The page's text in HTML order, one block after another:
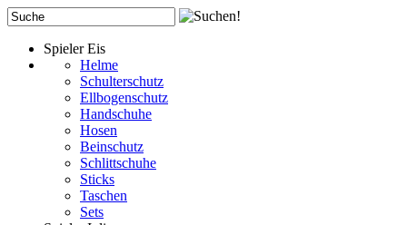
Spieler Eis
Helme
Schulterschutz
Ellbogenschutz
Handschuhe
Hosen
Beinschutz
Schlittschuhe
Sticks
Taschen
Sets